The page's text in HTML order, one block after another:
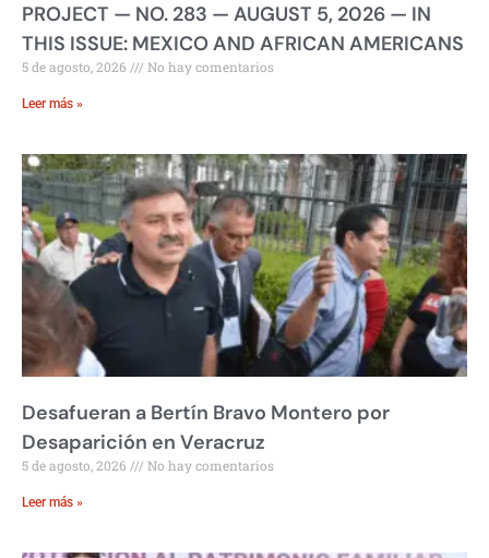
PROJECT — NO. 283 — AUGUST 5, 2026 — IN
THIS ISSUE: MEXICO AND AFRICAN AMERICANS
5 de agosto, 2026 No hay comentarios
Leer más »
Desafueran a Bertín Bravo Montero por
Desaparición en Veracruz
5 de agosto, 2026 No hay comentarios
Leer más »